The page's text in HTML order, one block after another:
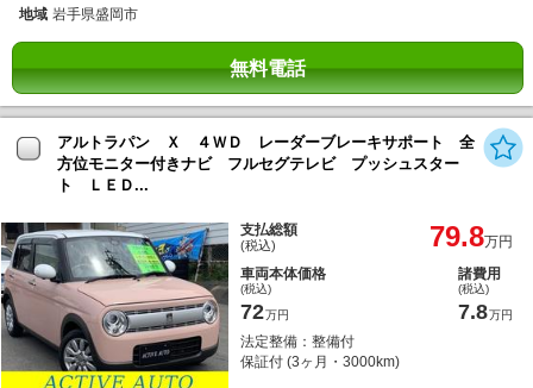
地域 岩手県盛岡市
無料電話
アルトラパン Ｘ ４ＷＤ レーダーブレーキサポート 全
方位モニター付きナビ フルセグテレビ プッシュスター
ト ＬＥＤ...
支払総額
(税込) 79.8万円
車両本体価格
(税込)
72万円
諸費用
(税込)
7.8万円
法定整備：整備付
保証付 (3ヶ月・3000km)